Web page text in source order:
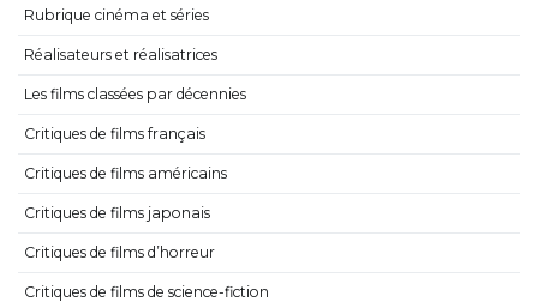
Rubrique cinéma et séries
Réalisateurs et réalisatrices
Les films classées par décennies
Critiques de films français
Critiques de films américains
Critiques de films japonais
Critiques de films d’horreur
Critiques de films de science-fiction